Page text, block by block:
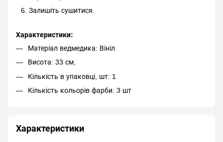
Залишіть сушитися.
Характеристики:
Матеріал ведмедика: Вініл
Висота: 33 см,
Кількість в упаковці, шт: 1
Кількість кольорів фарби: 3 шт
Характеристики